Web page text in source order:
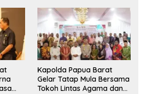
Kapolda Papua Barat
Gelar Tatap Mula Bersama
Tokoh Lintas Agama dan